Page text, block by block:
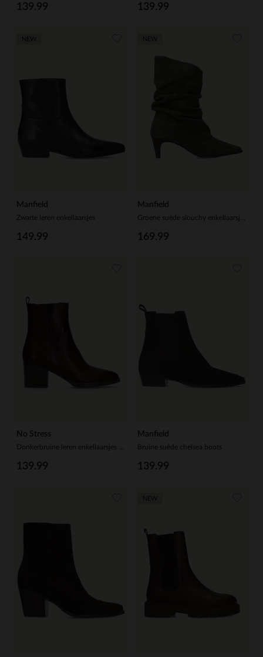
139.99 139.99
Manfield
Zwarte leren enkellaarsjes
149.99
Manfield
169.99
No Stress
139.99
Manfield
Bruine suède chelsea boots
139.99